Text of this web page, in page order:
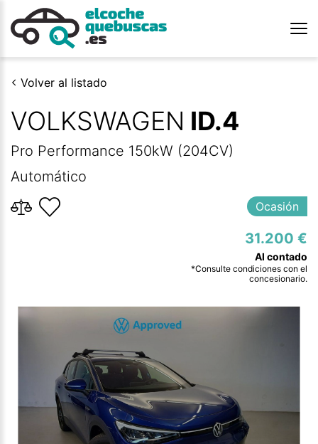
Volver al listado
VOLKSWAGEN ID.4
Pro Performance 150kW (204CV)
Automático
Ocasión
31.200 €
*Consulte condiciones con el
concesionario.